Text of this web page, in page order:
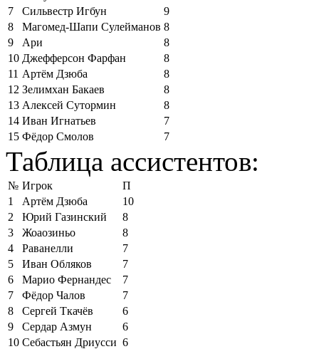
7
Сильвестр Игбун
9
8
Магомед-Шапи Сулейманов 8
9
Ари
8
10 Джефферсон Фарфан
8
11 Артём Дзюба
8
12 Зелимхан Бакаев
8
13 Алексей Сутормин
8
14 Иван Игнатьев
7
15 Фёдор Смолов 7
Таблица ассистентов:
№ Игрок
П
1
Артём Дзюба
10
2
Юрий Газинский
8
3
Жоаозиньо
8
4
Раванелли
7
5
Иван Обляков
7
6
Марио Фернандес
7
7
Фёдор Чалов
7
8
Сергей Ткачёв
6
9
Сердар Азмун
6
10 Себастьян Дриусси 6